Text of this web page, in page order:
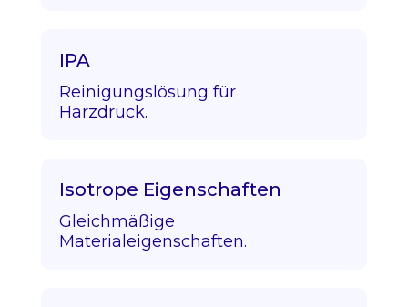
IPA
Reinigungslösung für
Harzdruck.
Isotrope Eigenschaften
Gleichmäßige
Materialeigenschaften.